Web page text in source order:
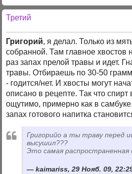
Третий
Григорий, я делал. Только из
собранной. Там главное хвостов
раз запах прелой травы и идет.
травы. Отбираешь по 30-50
- годится/нет. И хвосты могут
описано в рецепте. Так что спирт
ощутимо, примерно как в
запах готового напитка
Григорийо а ты траву перед
высушил???
Это самая распространенная
kaimariss, 29 Нояб. 09,